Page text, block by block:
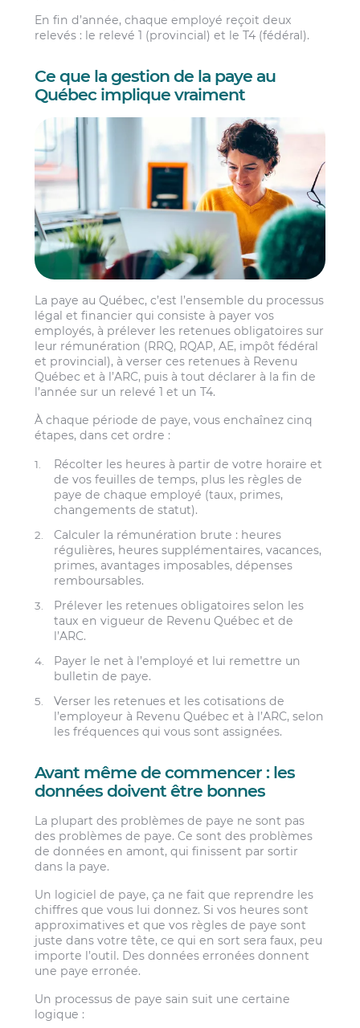
En fin d’année, chaque employé reçoit deux
relevés : le relevé 1 (provincial) et le T4 (fédéral).
Ce que la gestion de la paye au
Québec implique vraiment
La paye au Québec, c’est l’ensemble du processus
légal et financier qui consiste à payer vos
employés, à prélever les retenues obligatoires sur
leur rémunération (RRQ, RQAP, AE, impôt fédéral
et provincial), à verser ces retenues à Revenu
Québec et à l’ARC, puis à tout déclarer à la fin de
l’année sur un relevé 1 et un T4.
À chaque période de paye, vous enchaînez cinq
étapes, dans cet ordre :
Récolter les heures à partir de votre horaire et
de vos feuilles de temps, plus les règles de
paye de chaque employé (taux, primes,
changements de statut).
Calculer la rémunération brute : heures
régulières, heures supplémentaires, vacances,
primes, avantages imposables, dépenses
remboursables.
Prélever les retenues obligatoires selon les
taux en vigueur de Revenu Québec et de
l’ARC.
Payer le net à l’employé et lui remettre un
bulletin de paye.
Verser les retenues et les cotisations de
l’employeur à Revenu Québec et à l’ARC, selon
les fréquences qui vous sont assignées.
Avant même de commencer : les
données doivent être bonnes
La plupart des problèmes de paye ne sont pas
des problèmes de paye. Ce sont des problèmes
de données en amont, qui finissent par sortir
dans la paye.
Un logiciel de paye, ça ne fait que reprendre les
chiffres que vous lui donnez. Si vos heures sont
approximatives et que vos règles de paye sont
juste dans votre tête, ce qui en sort sera faux, peu
importe l’outil. Des données erronées donnent
une paye erronée.
Un processus de paye sain suit une certaine
logique :